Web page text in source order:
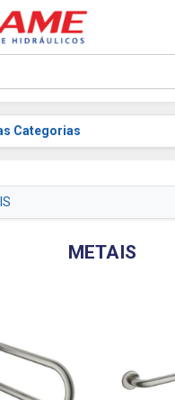
Categorias
METAIS